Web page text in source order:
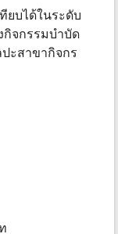
บได้ในระดับ
กิจกรรมบําบัด
ะสาขากิจกร